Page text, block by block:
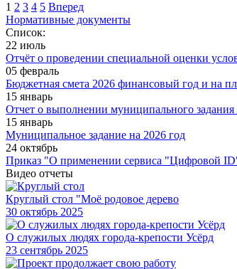
1 2 3 4 5 Вперед
Нормативные документы
Список:
22 июль
Отчёт о проведении специальной оценки
05 февраль
Бюджетная смета 2026 финансовый год и на
15 январь
Отчет о выполнении муниципального задания
15 январь
Муниципальное задание на 2026 год
24 октябрь
Приказ "О применении сервиса "Цифровой
Видео отчеты
Круглый стол "Моё родовое дерево
30 октябрь 2025
О служилых людях города-крепости Усёрд
23 сентябрь 2025